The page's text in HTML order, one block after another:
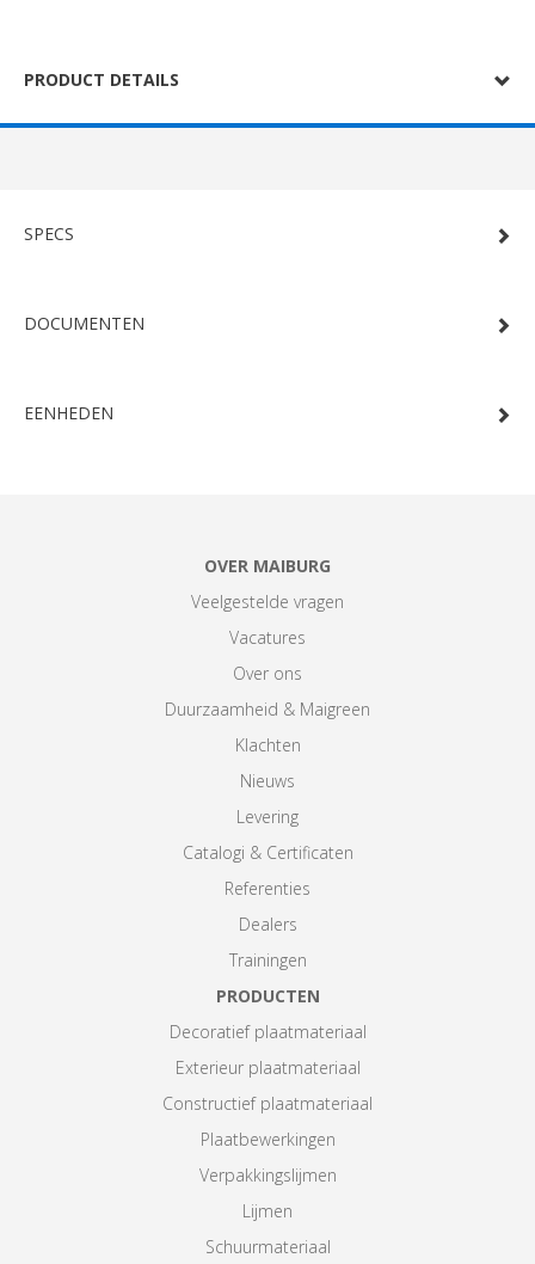
PRODUCT DETAILS
SPECS
DOCUMENTEN
EENHEDEN
OVER MAIBURG
Veelgestelde vragen
Vacatures
Over ons
Duurzaamheid & Maigreen
Klachten
Nieuws
Levering
Catalogi & Certificaten
Referenties
Dealers
Trainingen
PRODUCTEN
Decoratief plaatmateriaal
Exterieur plaatmateriaal
Constructief plaatmateriaal
Plaatbewerkingen
Verpakkingslijmen
Lijmen
Schuurmateriaal